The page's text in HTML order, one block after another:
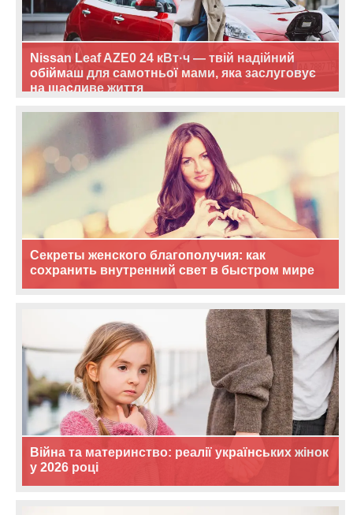
Nissan Leaf AZE0 24 кВт·ч — твій надійний
обіймаш для самотньої мами, яка заслуговує
на щасливе життя
Секреты женского благополучия: как
сохранить внутренний свет в быстром мире
Війна та материнство: реалії українських жінок
у 2026 році